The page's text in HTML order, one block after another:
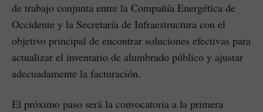
de trabajo conjunta entre la Compañía Energética de
Occidente y la Secretaría de Infraestructura con el
objetivo principal de encontrar soluciones efectivas para
actualizar el inventario de alumbrado público y ajustar
adecuadamente la facturación.
El próximo paso será la convocatoria a la primera